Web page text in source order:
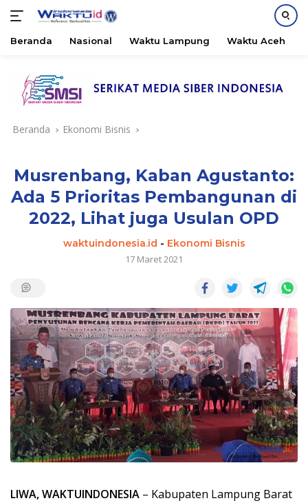
konten
Beranda Nasional Waktu Lampung Waktu Aceh
Beranda Ekonomi Bisnis
Musrenbang, Kaban Agustanto:
Ada 5 Prioritas Pembangunan di
2022, Lihat juga Usulan OPD
waktuindonesia.id - Ekonomi Bisnis
17 Maret 2021
LIWA, WAKTUINDONESIA – Kabupaten Lampung Barat